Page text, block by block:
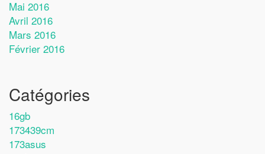
Mai 2016
Avril 2016
Mars 2016
Février 2016
Catégories
16gb
173439cm
173asus